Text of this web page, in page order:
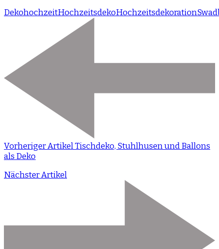
DekohochzeitHochzeitsdekoHochzeitsdekoration
Vorheriger ArtikelTischdeko, Stuhlhusen und Ballons
als Deko
Nächster Artikel